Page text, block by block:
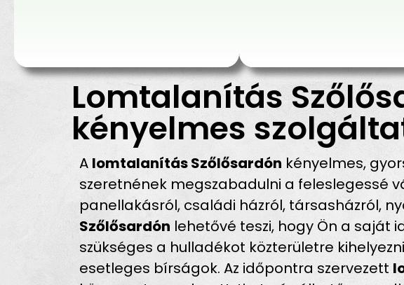
Lomtalanítás
kényelmes
A lomtalanítás Szőlősardón kényelmes,
szeretnének megszabadulni a feleslegessé
panellakásról, családi házról, társasházról,
Szőlősardón lehetővé teszi, hogy Ön a saját
szükséges a hulladékot közterületre
esetleges bírságok. Az időpontra szervezett